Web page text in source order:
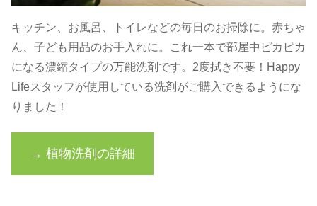
キッチン、お風呂、トイレなどの毎日のお掃除に。赤ちゃ
ん、子ども用品のお手入れに。これ一本で部屋中ピカピカ
になる濃縮タイプの万能洗剤です。2度拭き不要！Happy
Lifeスタッフが使用している洗剤がご購入できるようにな
りました！
→ 植物洗剤の詳細